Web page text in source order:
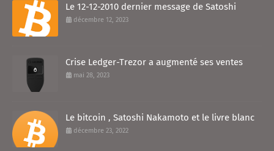
Le 12-12-2010 dernier message de Satoshi
décembre 12, 2023
Crise Ledger-Trezor a augmenté ses ventes
mai 28, 2023
Le bitcoin , Satoshi Nakamoto et le livre blanc
décembre 23, 2022